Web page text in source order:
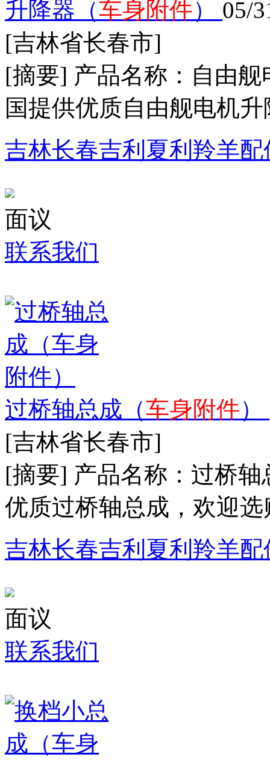
升降器（车身附件） 05/
[吉林省长春市]
[摘要] 产品名称：自
国提供优质自由舰电机
吉林长春吉利夏利羚羊
面议
联系我们
过桥轴总成（车身附件）
[吉林省长春市]
[摘要] 产品名称：过
优质过桥轴总成，欢迎选
吉林长春吉利夏利羚羊
面议
联系我们